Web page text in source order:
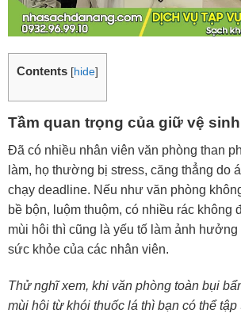
Contents [hide]
Tầm quan trọng của giữ vệ
Đã có nhiều nhân viên văn phòng than
làm, họ thường bị stress, căng thẳng do
chạy deadline. Nếu như văn phòng
bề bộn, luộm thuộm, có nhiều rác không
mùi hôi thì cũng là yếu tố làm ảnh hưởng
sức khỏe của các nhân viên.
Thử nghĩ xem, khi văn phòng toàn bụi
mùi hôi từ khói thuốc lá thì bạn có thể tập